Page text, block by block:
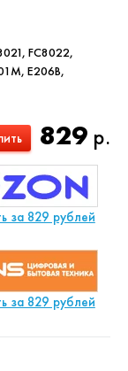
FC8022,
E206B,
829 р.
за 829 рублей
за 829 рублей